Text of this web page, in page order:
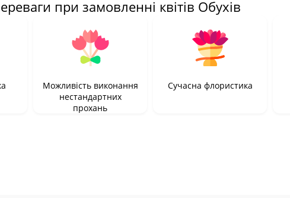
при замовленні квітів Обухів
Можливість виконання
нестандартних
прохань
Сучасна флористика